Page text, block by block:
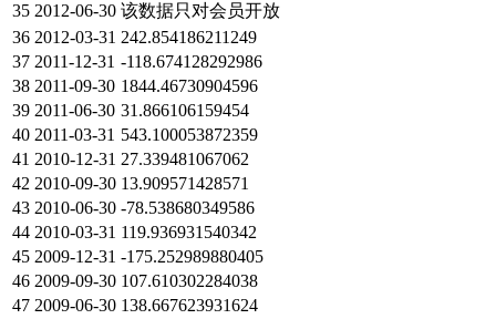
35 2012-06-30 该数据只对会员开放
36 2012-03-31 242.854186211249
37 2011-12-31 -118.674128292986
38 2011-09-30 1844.46730904596
39 2011-06-30 31.866106159454
40 2011-03-31 543.100053872359
41 2010-12-31 27.339481067062
42 2010-09-30 13.909571428571
43 2010-06-30 -78.538680349586
44 2010-03-31 119.936931540342
45 2009-12-31 -175.252989880405
46 2009-09-30 107.610302284038
47 2009-06-30 138.667623931624